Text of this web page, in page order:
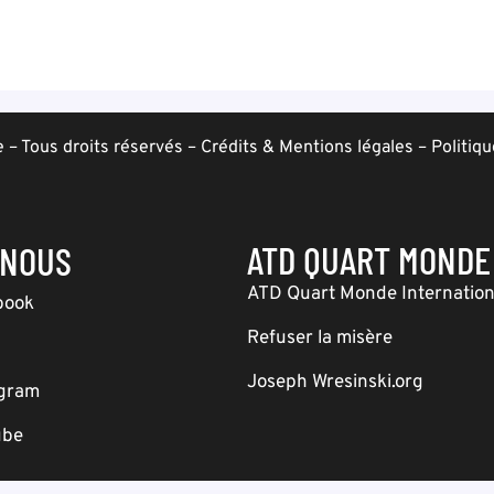
– Tous droits réservés – Crédits & Mentions légales –
ATD QUART MONDE
ATD Quart Monde
Refuser la misère
Joseph Wresinski.org